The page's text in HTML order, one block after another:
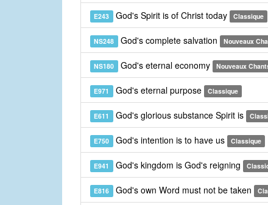
E243 God's Spirit is of Christ today Classique
NS248 God's complete salvation Nouveaux
NS180 God's eternal economy Nouveaux
E971 God's eternal purpose Classique
E611 God's glorious substance Spirit is
E750 God's intention is to have us Classique
E941 God's kingdom is God's reigning
E816 God's own Word must not be taken